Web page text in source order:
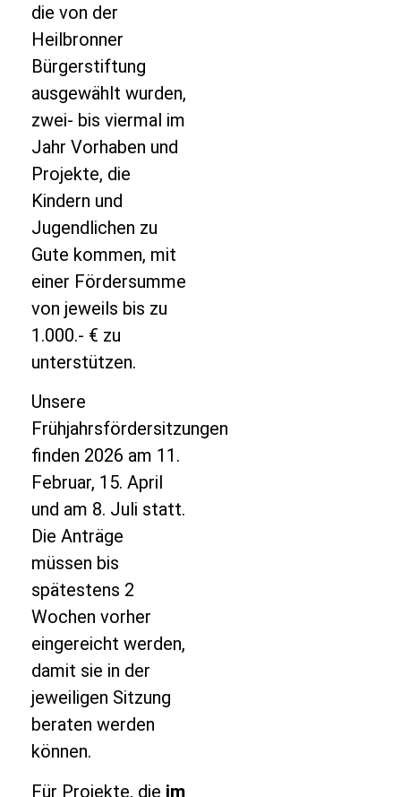
die von der
Heilbronner
Bürgerstiftung
ausgewählt wurden,
zwei- bis viermal im
Jahr Vorhaben und
Projekte, die
Kindern und
Jugendlichen zu
Gute kommen, mit
einer Fördersumme
von jeweils bis zu
1.000.- € zu
unterstützen.
Unsere
Frühjahrsfördersitzungen
finden 2026 am 11.
Februar, 15. April
und am 8. Juli statt.
Die Anträge
müssen bis
spätestens 2
Wochen vorher
eingereicht werden,
damit sie in der
jeweiligen Sitzung
beraten werden
können.
Für Projekte, die im